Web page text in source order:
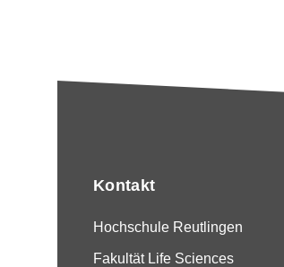
Kontakt
Hochschule Reutlingen
Fakultät Life Sciences